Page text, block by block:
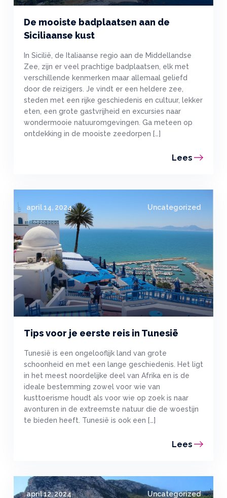
De mooiste badplaatsen aan de
Siciliaanse kust
In Sicilië, de Italiaanse regio aan de Middellandse
Zee, zijn er veel prachtige badplaatsen, elk met
verschillende kenmerken maar allemaal geliefd
door de reizigers. Je vindt er een heldere zee,
steden met een rijke geschiedenis en cultuur, lekker
eten, een grote gastvrijheid en excursies naar
wondermooie natuuromgevingen. Ga meteen op
ontdekking in de mooiste zeedorpen […]
Lees
april 14, 2024 Uncategorized
Tips voor je eerste reis in Tunesië
Tunesië is een ongelooflijk land van grote
schoonheid en met een lange geschiedenis. Het ligt
in het meest noordelijke deel van Afrika en is de
ideale bestemming zowel voor wie van
kusttoerisme houdt als voor wie op zoek is naar
avonturen in de extreemste natuur die de woestijn
te bieden heeft. Tunesië is ook een […]
Lees
april 12, 2024 Uncategorized